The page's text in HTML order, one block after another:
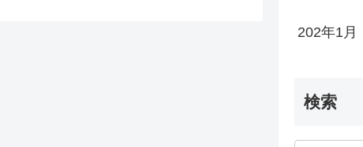
202年1月
検索